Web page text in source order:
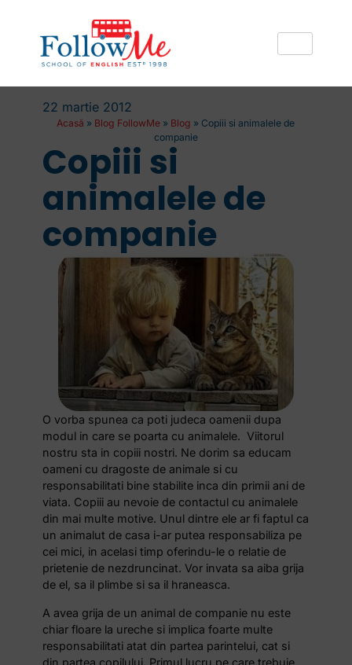
22 martie 2012
Acasă » Blog FollowMe » Blog » Copiii si animalele de
companie
Copiii si
animalele de
companie
O vorba spunea ca poti judeca oamenii dupa
modul in care se poarta cu animalele. Viitorul
nostru sta in copiii nostri. Ne dorim sa educam
oameni cu dragoste de animale si cu
responsabilitati bine stabilite inca din primii ani de
viata. Copiii au nevoie de contactul cu animalele
din mai multe motive. Unul dintre ele ar fi faptul ca
un animalut de casa i-ar putea responsabiliza pe
cei mici, in acelasi timp oferindu-le o relatie de
prietenie de nezdruncinat. Vor invata sa aiba grija
de el, sa il plimbe si sa il hraneasca.
A avea grija de un animal de companie nu este
chiar floare la ureche si implica foarte multe
responsabilitati atat din partea parintelui, cat si
din partea copilului. Primul lucru pe care trebuie